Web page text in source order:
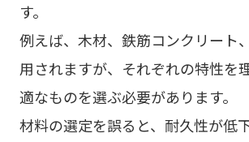
す。
例えば、木材、鉄筋コンクリート
用されますが、それぞれの特性を
適なものを選ぶ必要があります。
材料の選定を誤ると、耐久性が低